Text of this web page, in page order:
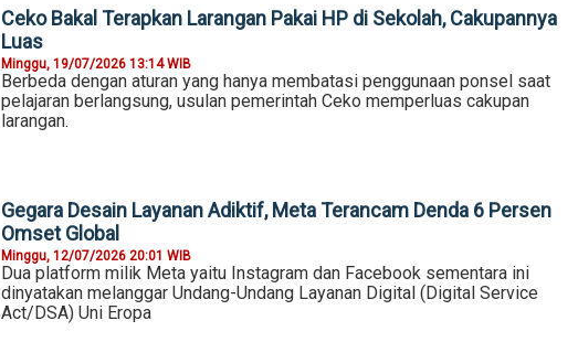
Ceko Bakal Terapkan Larangan Pakai HP di Sekolah, Cakupannya
Luas
Minggu, 19/07/2026 13:14 WIB
Berbeda dengan aturan yang hanya membatasi penggunaan ponsel saat
pelajaran berlangsung, usulan pemerintah Ceko memperluas cakupan
larangan.
Gegara Desain Layanan Adiktif, Meta Terancam Denda 6 Persen
Omset Global
Minggu, 12/07/2026 20:01 WIB
Dua platform milik Meta yaitu Instagram dan Facebook sementara ini
dinyatakan melanggar Undang-Undang Layanan Digital (Digital Service
Act/DSA) Uni Eropa